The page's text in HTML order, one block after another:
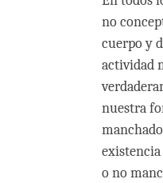
no
cuerpo y
actividad
nuestra
existencia
o no